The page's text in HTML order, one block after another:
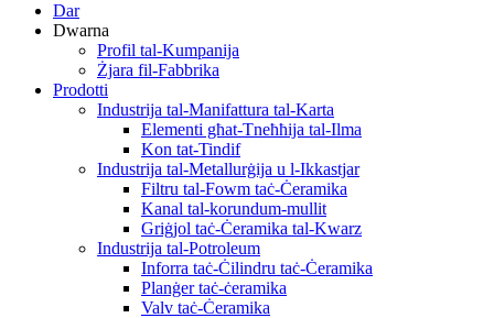
Dar
Dwarna
Profil tal-Kumpanija
Żjara fil-Fabbrika
Prodotti
Industrija tal-Manifattura tal-Karta
Elementi għat-Tneħħija tal-Ilma
Kon tat-Tindif
Industrija tal-Metallurġija u l-Ikkastjar
Filtru tal-Fowm taċ-Ċeramika
Kanal tal-korundum-mullit
Griġjol taċ-Ċeramika tal-Kwarz
Industrija tal-Potroleum
Inforra taċ-Ċilindru taċ-Ċeramika
Planġer taċ-ċeramika
Valv taċ-Ċeramika